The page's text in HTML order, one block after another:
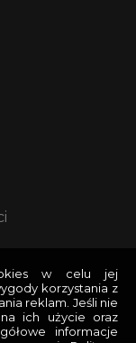
w celu jej
korzystania z
reklam. Jeśli nie
ich użycie oraz
informacje